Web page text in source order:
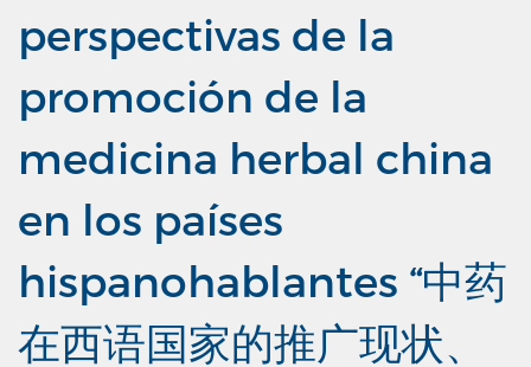
perspectivas de la
promoción de la
medicina herbal china
en los países
hispanohablantes “中药
在西语国家的推广现状、